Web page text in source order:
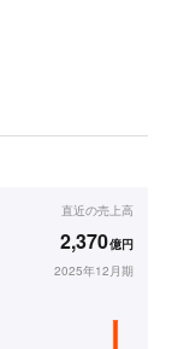
直近の売上高
2,370億円
2025年12月期